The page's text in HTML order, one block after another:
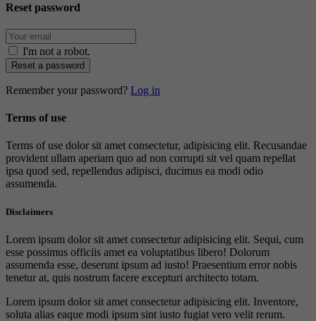
Reset password
I'm not a robot.
Reset a password
Remember your password? Log in
Terms of use
Terms of use dolor sit amet consectetur, adipisicing elit. Recusandae
provident ullam aperiam quo ad non corrupti sit vel quam repellat
ipsa quod sed, repellendus adipisci, ducimus ea modi odio
assumenda.
Disclaimers
Lorem ipsum dolor sit amet consectetur adipisicing elit. Sequi, cum
esse possimus officiis amet ea voluptatibus libero! Dolorum
assumenda esse, deserunt ipsum ad iusto! Praesentium error nobis
tenetur at, quis nostrum facere excepturi architecto totam.
Lorem ipsum dolor sit amet consectetur adipisicing elit. Inventore,
soluta alias eaque modi ipsum sint iusto fugiat vero velit rerum.